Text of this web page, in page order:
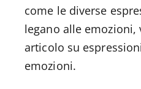
come le diverse
legano alle
articolo su
emozioni.